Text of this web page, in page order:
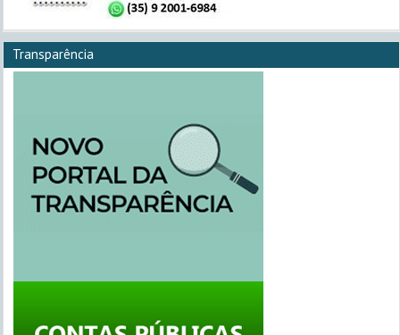
Transparência